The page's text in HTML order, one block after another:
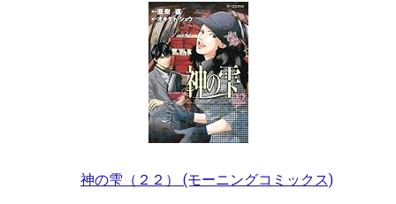
神の雫（２２） (モーニングコミックス)